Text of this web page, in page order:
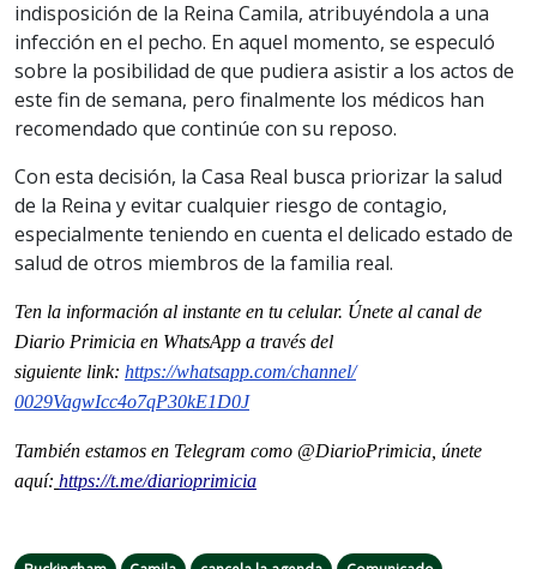
indisposición de la Reina Camila, atribuyéndola a una
infección en el pecho. En aquel momento, se especuló
sobre la posibilidad de que pudiera asistir a los actos de
este fin de semana, pero finalmente los médicos han
recomendado que continúe con su reposo.
Con esta decisión, la Casa Real busca priorizar la salud
de la Reina y evitar cualquier riesgo de contagio,
especialmente teniendo en cuenta el delicado estado de
salud de otros miembros de la familia real.
Ten la información al instante en tu celular. Únete al canal de
Diario Primicia en WhatsApp a través del
siguiente link: https://whatsapp.com/channel/
0029VagwIcc4o7qP30kE1D0J
También estamos en Telegram como @DiarioPrimicia, únete
aquí: https://t.me/diarioprimicia